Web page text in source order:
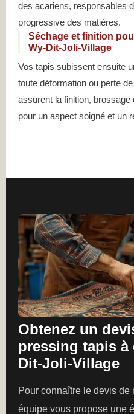
des acariens, responsables
progressive des matières.
Séchage et finition
Wy-Dit-Joli-Village
Vos tapis subissent ensuite
toute déformation ou perte
assurent la finition,
pour un aspect soigné et un
Obtenez un
pressing tapis à
Dit-Joli-Village
Pour connaître le devis de
équipe vous propose une